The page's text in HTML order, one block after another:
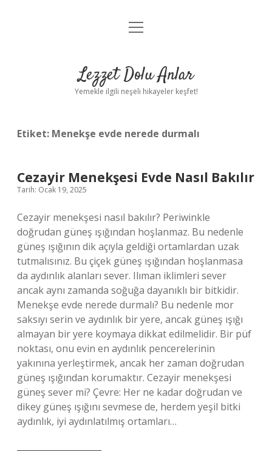
Anasayfa
Yasal Uyarı
menüyü
Lezzet Dolu Anlar
Yemekle ilgili neşeli hikayeler keşfet!
Etiket: Menekşe evde nerede durmalı
Cezayir Menekşesi Evde Nasıl Bakılır
Tarih: Ocak 19, 2025
Cezayir menekşesi nasıl bakılır? Periwinkle
doğrudan güneş ışığından hoşlanmaz. Bu nedenle
güneş ışığının dik açıyla geldiği ortamlardan uzak
tutmalısınız. Bu çiçek güneş ışığından hoşlanmasa
da aydınlık alanları sever. Ilıman iklimleri sever
ancak aynı zamanda soğuğa dayanıklı bir bitkidir.
Menekşe evde nerede durmalı? Bu nedenle mor
saksıyı serin ve aydınlık bir yere, ancak güneş ışığı
almayan bir yere koymaya dikkat edilmelidir. Bir püf
noktası, onu evin en aydınlık pencerelerinin
yakınına yerleştirmek, ancak her zaman doğrudan
güneş ışığından korumaktır. Cezayir menekşesi
güneş sever mi? Çevre: Her ne kadar doğrudan ve
dikey güneş ışığını sevmese de, herdem yeşil bitki
aydınlık, iyi aydınlatılmış ortamları…